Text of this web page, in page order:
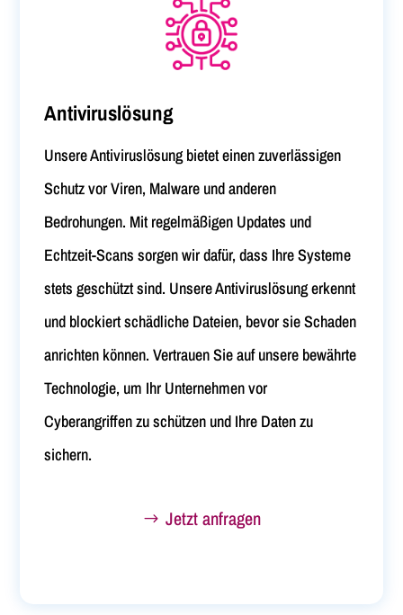
Antiviruslösung
Unsere Antiviruslösung bietet einen zuverlässigen
Schutz vor Viren, Malware und anderen
Bedrohungen. Mit regelmäßigen Updates und
Echtzeit-Scans sorgen wir dafür, dass Ihre Systeme
stets geschützt sind. Unsere Antiviruslösung erkennt
und blockiert schädliche Dateien, bevor sie Schaden
anrichten können. Vertrauen Sie auf unsere bewährte
Technologie, um Ihr Unternehmen vor
Cyberangriffen zu schützen und Ihre Daten zu
sichern.
Jetzt anfragen